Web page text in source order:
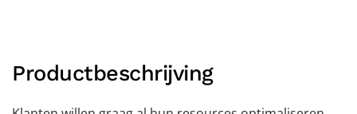
Productbeschrijving